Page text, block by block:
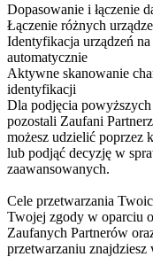
Dopasowanie i łączenie
Łączenie różnych
Identyfikacja urządzeń
automatycznie
Aktywne skanowanie
identyfikacji
Dla podjęcia
pozostali Zaufani
możesz udzielić
lub podjąć decyzję w
zaawansowanych.
Cele przetwarzania
Twojej zgody w oparciu
Zaufanych Partnerów
przetwarzaniu